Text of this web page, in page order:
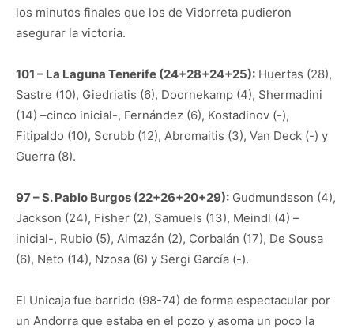
los minutos finales que los de Vidorreta pudieron
asegurar la victoria.
101 – La Laguna Tenerife (24+28+24+25): Huertas (28),
Sastre (10), Giedriatis (6), Doornekamp (4), Shermadini
(14) –cinco inicial-, Fernández (6), Kostadinov (-),
Fitipaldo (10), Scrubb (12), Abromaitis (3), Van Deck (-) y
Guerra (8).
97 – S. Pablo Burgos (22+26+20+29): Gudmundsson (4),
Jackson (24), Fisher (2), Samuels (13), Meindl (4) –
inicial-, Rubio (5), Almazán (2), Corbalán (17), De Sousa
(6), Neto (14), Nzosa (6) y Sergi García (-).
El Unicaja fue barrido (98-74) de forma espectacular por
un Andorra que estaba en el pozo y asoma un poco la